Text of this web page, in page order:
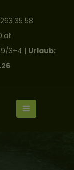
35 58
3+4 | Urlaub: